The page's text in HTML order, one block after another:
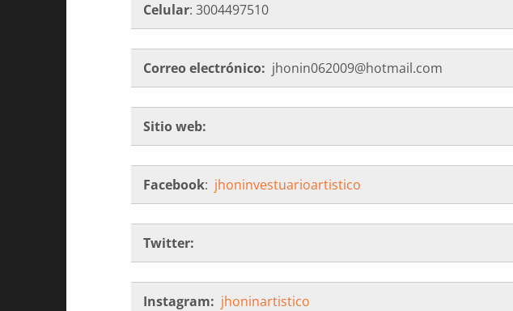
Celular: 3004497510
Correo electrónico: jhonin062009@hotmail.com
Sitio web:
Facebook: jhoninvestuarioartistico
Twitter:
Instagram: jhoninartistico